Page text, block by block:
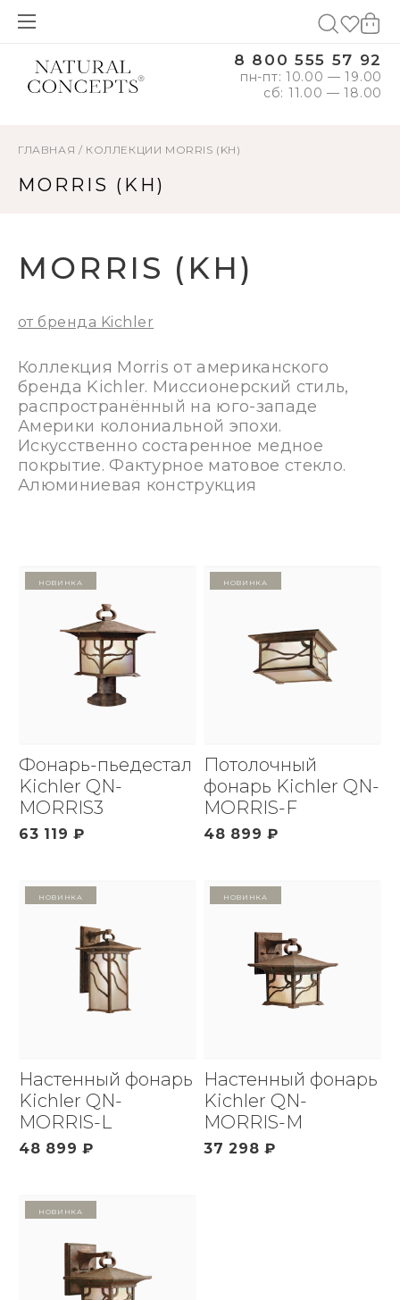
8 800 555 57 92
пн-пт: 10.00 — 19.00
сб: 11.00 — 18.00
ГЛАВНАЯ / КОЛЛЕКЦИИ MORRIS (KH)
MORRIS (KH)
MORRIS (KH)
от бренда Kichler
Коллекция Morris от американского
бренда Kichler. Миссионерский стиль,
распространённый на юго-западе
Америки колониальной эпохи.
Искусственно состаренное медное
покрытие. Фактурное матовое стекло.
Алюминиевая конструкция
Новинка
Фонарь-пьедестал
Kichler QN-
MORRIS3
63 119 ₽
Новинка
Потолочный
фонарь Kichler QN-
MORRIS-F
48 899 ₽
Новинка
Настенный фонарь
Kichler QN-
MORRIS-L
48 899 ₽
Новинка
Настенный фонарь
Kichler QN-
MORRIS-M
37 298 ₽
Новинка